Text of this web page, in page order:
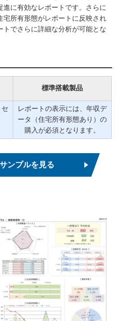
進に有効なレポートです。さらに
宅所有形態がレポートに反映され
トでさらに詳細な分析が可能とな
標準搭載製品
レポートの表示には、年収デ
ータ（住宅所有形態あり）の
購入が必須となります。
ンプルを見る